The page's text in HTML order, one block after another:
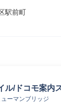
駅前町
ル/ドコモ案内
ーマンブリッジ